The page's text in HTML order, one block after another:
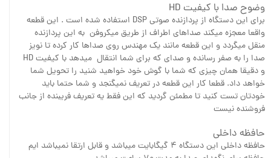
وضوح صدا با کیفیت HD
برای این دستگاه از پردازنده صوتی DSP استفاده شده است . این قطعه
واقعا معجزه میکند صداهای اطراف از طریق میکروفن به این پردازنده
منقل میگردد و این قطعه مانند یک مهندس روی صداها کار کرده تا نویز
صدا را به صفر رسانده و صدای که برای شما انتقال میدهد با کیفیت HD
و دقیقا همان چیزی که شما با گوش خود خواهید شنید را تحویل شما
خواهد داد. قطعا کار این قطعه در تعریف نمیگنجد و شما حتما باید
خودتان تست کنید تا مطمئن گردید که این فقط یه تعریف فریبنده از جانب
فروشنده نیست
حافظه داخلی
حافظه داخلی این دستگاه ۴ گیگابایت میباشد و قابل ارتقا نمیباشد ایم